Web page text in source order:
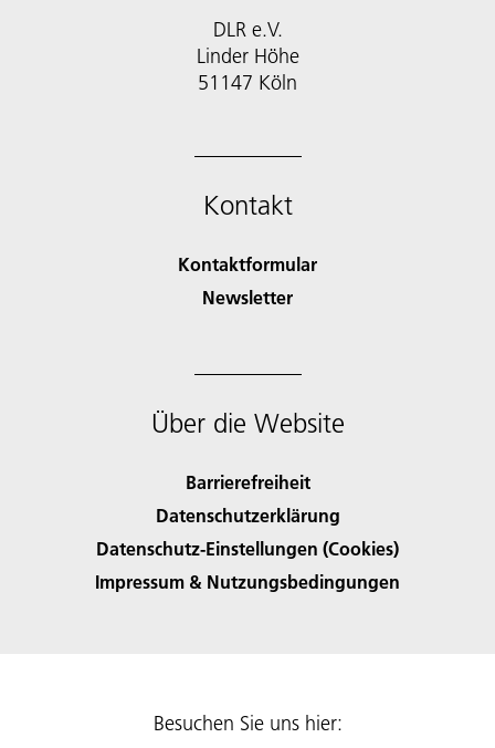
DLR e.V.
Linder Höhe
51147 Köln
Kontakt
Kontaktformular
Newsletter
Über die Website
Barrierefreiheit
Datenschutzerklärung
Datenschutz-Einstellungen (Cookies)
Impressum & Nutzungsbedingungen
Besuchen Sie uns hier: